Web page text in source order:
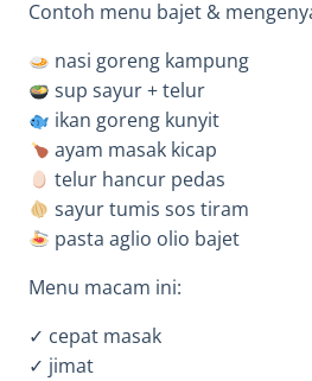
Contoh menu bajet &
nasi goreng kampung
sup sayur + telur
ikan goreng kunyit
ayam masak kicap
telur hancur pedas
sayur tumis sos tiram
pasta aglio olio bajet
Menu macam ini:
✓ cepat masak
✓ jimat